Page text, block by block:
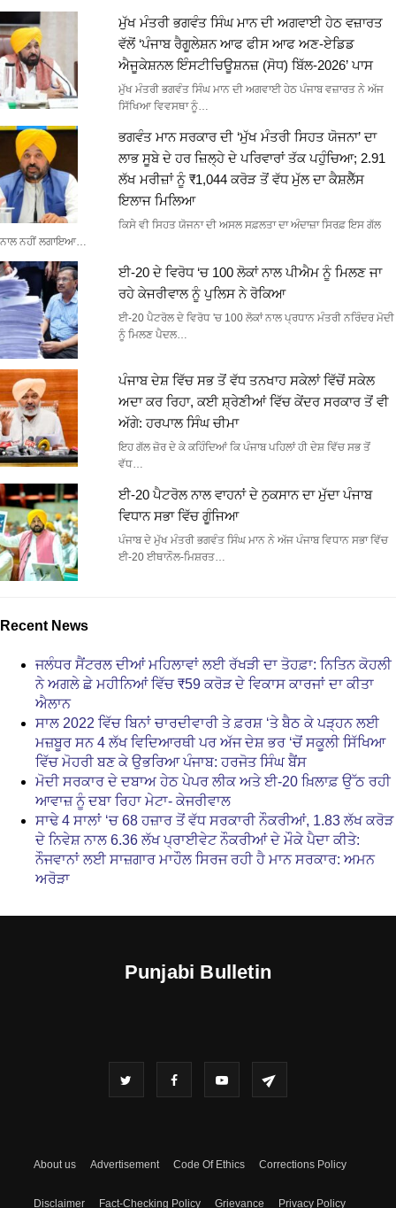
ਮੁੱਖ ਮੰਤਰੀ ਭਗਵੰਤ ਸਿੰਘ ਮਾਨ ਦੀ ਅਗਵਾਈ ਹੇਠ ਵਜ਼ਾਰਤ
ਵੱਲੋਂ ‘ਪੰਜਾਬ ਰੈਗੂਲੇਸ਼ਨ ਆਫ ਫੀਸ ਆਫ ਅਣ-ਏਡਿਡ
ਐਜੂਕੇਸ਼ਨਲ ਇੰਸਟੀਚਿਊਸ਼ਨਜ਼ (ਸੋਧ) ਬਿੱਲ-2026’ ਪਾਸ
ਮੁੱਖ ਮੰਤਰੀ ਭਗਵੰਤ ਸਿੰਘ ਮਾਨ ਦੀ ਅਗਵਾਈ ਹੇਠ ਪੰਜਾਬ ਵਜ਼ਾਰਤ ਨੇ ਅੱਜ
ਸਿੱਖਿਆ ਵਿਵਸਥਾ ਨੂੰ…
ਭਗਵੰਤ ਮਾਨ ਸਰਕਾਰ ਦੀ ‘ਮੁੱਖ ਮੰਤਰੀ ਸਿਹਤ ਯੋਜਨਾ’ ਦਾ
ਲਾਭ ਸੂਬੇ ਦੇ ਹਰ ਜ਼ਿਲ੍ਹੇ ਦੇ ਪਰਿਵਾਰਾਂ ਤੱਕ ਪਹੁੰਚਿਆ; 2.91
ਲੱਖ ਮਰੀਜ਼ਾਂ ਨੂੰ ₹1,044 ਕਰੋੜ ਤੋਂ ਵੱਧ ਮੁੱਲ ਦਾ ਕੈਸ਼ਲੈੱਸ
ਇਲਾਜ ਮਿਲਿਆ
ਕਿਸੇ ਵੀ ਸਿਹਤ ਯੋਜਨਾ ਦੀ ਅਸਲ ਸਫ਼ਲਤਾ ਦਾ ਅੰਦਾਜ਼ਾ ਸਿਰਫ਼ ਇਸ ਗੱਲ
ਨਾਲ ਨਹੀਂ ਲਗਾਇਆ…
ਈ-20 ਦੇ ਵਿਰੋਧ ‘ਚ 100 ਲੋਕਾਂ ਨਾਲ ਪੀਐਮ ਨੂੰ ਮਿਲਣ ਜਾ
ਰਹੇ ਕੇਜਰੀਵਾਲ ਨੂੰ ਪੁਲਿਸ ਨੇ ਰੋਕਿਆ
ਈ-20 ਪੈਟਰੋਲ ਦੇ ਵਿਰੋਧ 'ਚ 100 ਲੋਕਾਂ ਨਾਲ ਪ੍ਰਧਾਨ ਮੰਤਰੀ ਨਰਿੰਦਰ ਮੋਦੀ
ਨੂੰ ਮਿਲਣ ਪੈਦਲ…
ਪੰਜਾਬ ਦੇਸ਼ ਵਿੱਚ ਸਭ ਤੋਂ ਵੱਧ ਤਨਖਾਹ ਸਕੇਲਾਂ ਵਿੱਚੋਂ ਸਕੇਲ
ਅਦਾ ਕਰ ਰਿਹਾ, ਕਈ ਸ਼੍ਰੇਣੀਆਂ ਵਿੱਚ ਕੇਂਦਰ ਸਰਕਾਰ ਤੋਂ ਵੀ
ਅੱਗੇ: ਹਰਪਾਲ ਸਿੰਘ ਚੀਮਾ
ਇਹ ਗੱਲ ਜ਼ੋਰ ਦੇ ਕੇ ਕਹਿੰਦਿਆਂ ਕਿ ਪੰਜਾਬ ਪਹਿਲਾਂ ਹੀ ਦੇਸ਼ ਵਿੱਚ ਸਭ ਤੋਂ
ਵੱਧ…
ਈ-20 ਪੈਟਰੋਲ ਨਾਲ ਵਾਹਨਾਂ ਦੇ ਨੁਕਸਾਨ ਦਾ ਮੁੱਦਾ ਪੰਜਾਬ
ਵਿਧਾਨ ਸਭਾ ਵਿੱਚ ਗੂੰਜਿਆ
ਪੰਜਾਬ ਦੇ ਮੁੱਖ ਮੰਤਰੀ ਭਗਵੰਤ ਸਿੰਘ ਮਾਨ ਨੇ ਅੱਜ ਪੰਜਾਬ ਵਿਧਾਨ ਸਭਾ ਵਿੱਚ
ਈ-20 ਈਥਾਨੌਲ-ਮਿਸ਼ਰਤ…
Recent News
ਜਲੰਧਰ ਸੈਂਟਰਲ ਦੀਆਂ ਮਹਿਲਾਵਾਂ ਲਈ ਰੱਖੜੀ ਦਾ ਤੋਹਫ਼ਾ: ਨਿਤਿਨ ਕੋਹਲੀ
ਨੇ ਅਗਲੇ ਛੇ ਮਹੀਨਿਆਂ ਵਿੱਚ ₹59 ਕਰੋੜ ਦੇ ਵਿਕਾਸ ਕਾਰਜਾਂ ਦਾ ਕੀਤਾ
ਐਲਾਨ
ਸਾਲ 2022 ਵਿੱਚ ਬਿਨਾਂ ਚਾਰਦੀਵਾਰੀ ਤੇ ਫ਼ਰਸ਼ ‘ਤੇ ਬੈਠ ਕੇ ਪੜ੍ਹਨ ਲਈ
ਮਜ਼ਬੂਰ ਸਨ 4 ਲੱਖ ਵਿਦਿਆਰਥੀ ਪਰ ਅੱਜ ਦੇਸ਼ ਭਰ ‘ਚੋਂ ਸਕੂਲੀ ਸਿੱਖਿਆ
ਵਿੱਚ ਮੋਹਰੀ ਬਣ ਕੇ ਉਭਰਿਆ ਪੰਜਾਬ: ਹਰਜੋਤ ਸਿੰਘ ਬੈਂਸ
ਮੋਦੀ ਸਰਕਾਰ ਦੇ ਦਬਾਅ ਹੇਠ ਪੇਪਰ ਲੀਕ ਅਤੇ ਈ-20 ਖ਼ਿਲਾਫ਼ ਉੱਠ ਰਹੀ
ਆਵਾਜ਼ ਨੂੰ ਦਬਾ ਰਿਹਾ ਮੇਟਾ- ਕੇਜਰੀਵਾਲ
ਸਾਢੇ 4 ਸਾਲਾਂ ‘ਚ 68 ਹਜ਼ਾਰ ਤੋਂ ਵੱਧ ਸਰਕਾਰੀ ਨੌਕਰੀਆਂ, 1.83 ਲੱਖ ਕਰੋੜ
ਦੇ ਨਿਵੇਸ਼ ਨਾਲ 6.36 ਲੱਖ ਪ੍ਰਾਈਵੇਟ ਨੌਕਰੀਆਂ ਦੇ ਮੌਕੇ ਪੈਦਾ ਕੀਤੇ:
ਨੌਜਵਾਨਾਂ ਲਈ ਸਾਜ਼ਗਾਰ ਮਾਹੌਲ ਸਿਰਜ ਰਹੀ ਹੈ ਮਾਨ ਸਰਕਾਰ: ਅਮਨ
ਅਰੋੜਾ
Punjabi Bulletin
About us Advertisement Code Of Ethics Corrections Policy
Disclaimer Fact-Checking Policy Grievance Privacy Policy